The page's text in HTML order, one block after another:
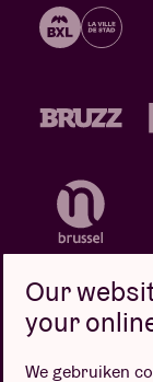
Privacybeleid
Our
your
We gebruiken